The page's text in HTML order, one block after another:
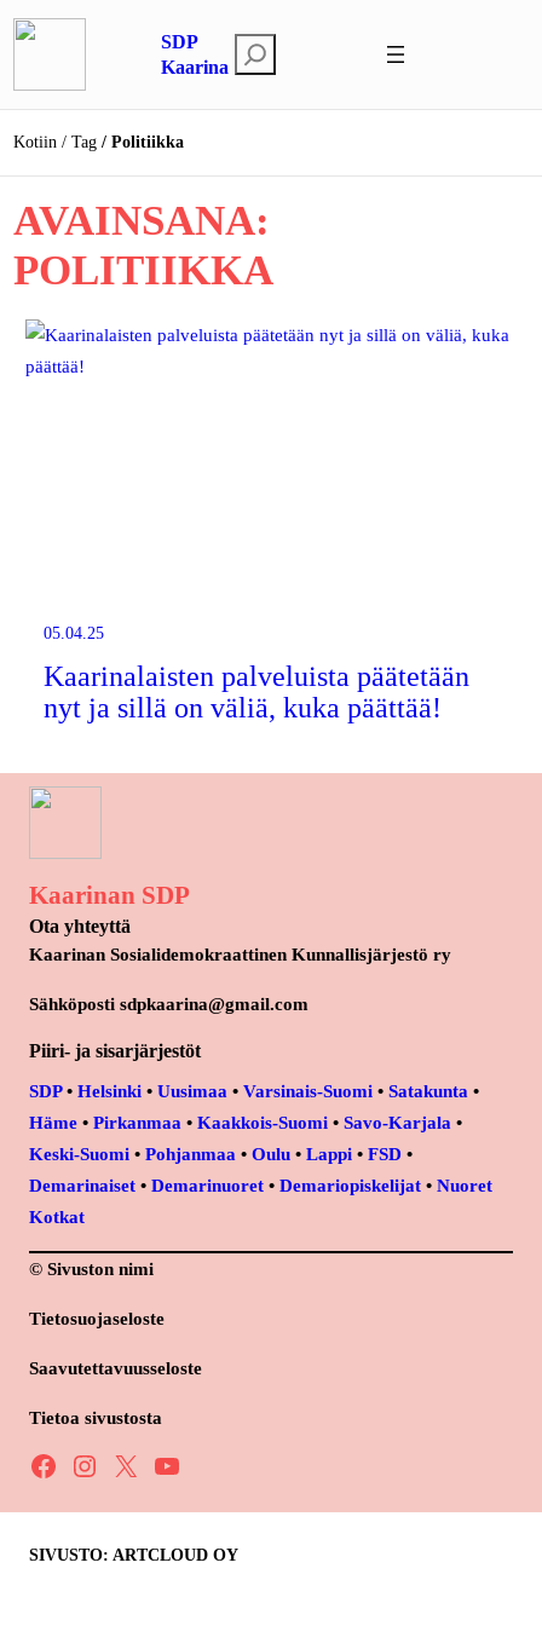
Siirry
sisältöön
SDP
Kaarina
t
s
Kotiin Tag Politiikka
AVAINSANA:
POLITIIKKA
05.04.25
Kaarinalaisten palveluista päätetään
nyt ja sillä on väliä, kuka päättää!
Kaarinan SDP
Ota yhteyttä
Kaarinan Sosialidemokraattinen Kunnallisjärjestö ry
Sähköposti sdpkaarina@gmail.com
Piiri- ja sisarjärjestöt
SDP• Helsinki • Uusimaa • Varsinais-Suomi • Satakunta •
Häme • Pirkanmaa • Kaakkois-Suomi • Savo-Karjala •
Keski-Suomi • Pohjanmaa • Oulu • Lappi • FSD •
Demarinaiset • Demarinuoret • Demariopiskelijat • Nuoret
Kotkat
© Sivuston nimi
Tietosuojaseloste
Saavutettavuusseloste
Tietoa sivustosta
Facebook Instagram X YouTube
SIVUSTO: ARTCLOUD OY